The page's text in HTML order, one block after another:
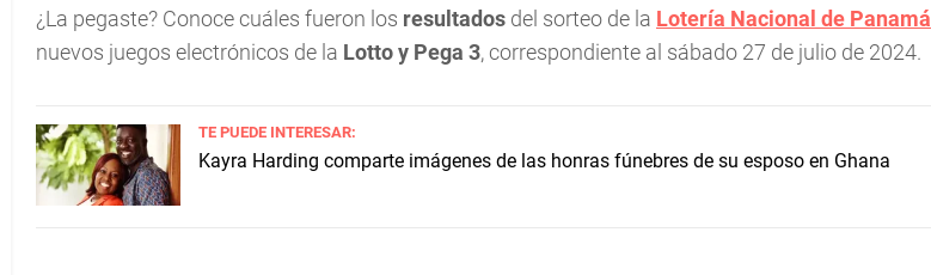
¿La pegaste? Conoce cuáles fueron los resultados del sorteo de la Lotería Nacional de Panamá
nuevos juegos electrónicos de la Lotto y Pega 3, correspondiente al sábado 27 de julio de 2024.
TE PUEDE INTERESAR:
Kayra Harding comparte imágenes de las honras fúnebres de su esposo en Ghana